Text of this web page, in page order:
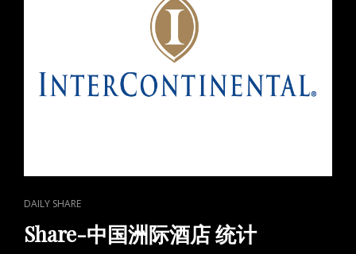
开
心
的
啊。
CAT
LINKS
DAILY SHARE
Share-中国洲际酒店 统计